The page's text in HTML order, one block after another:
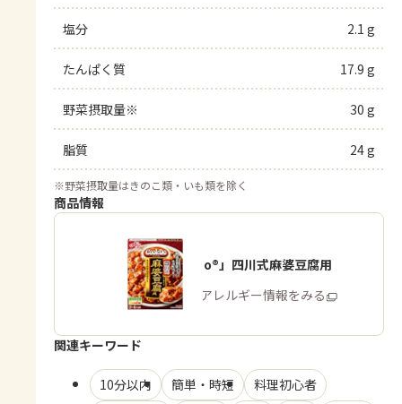
塩分 2.1 g
たんぱく質 17.9 g
野菜摂取量※ 30 g
脂質 24 g
※野菜摂取量はきのこ類・いも類を除く
商品情報
「Cook Do®」四川式麻婆豆腐用
商品・アレルギー情報をみる
関連キーワード
10分以内 簡単・時短
料理初心者